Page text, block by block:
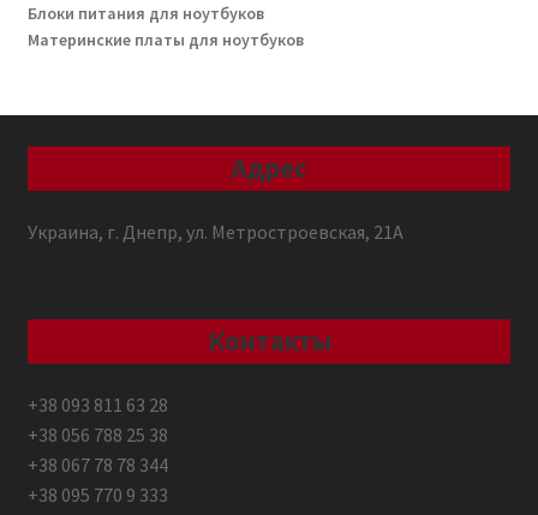
Блоки питания для ноутбуков
Материнские платы для ноутбуков
Адрес
Украина, г. Днепр, ул. Метростроевская, 21А
Контакты
+38 093 811 63 28
+38 056 788 25 38
+38 067 78 78 344
+38 095 770 9 333